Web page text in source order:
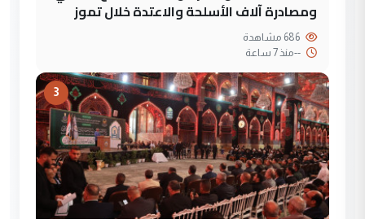
ومصادرة آلاف الأسلحة والاعتدة خلال تموز
--منذ 7 ساعة
3